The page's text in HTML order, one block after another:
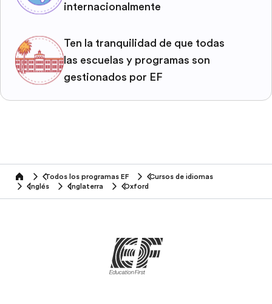
internacionalmente
Ten la tranquilidad de que todas
las escuelas y programas son
gestionados por EF
home Todos los programas EF
Cursos de idiomas
Inglés
Inglaterra Oxford